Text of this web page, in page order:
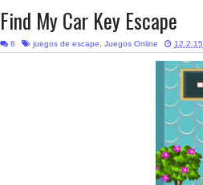
Find My Car Key Escape
6 juegos de escape Juegos Online 12.2.15